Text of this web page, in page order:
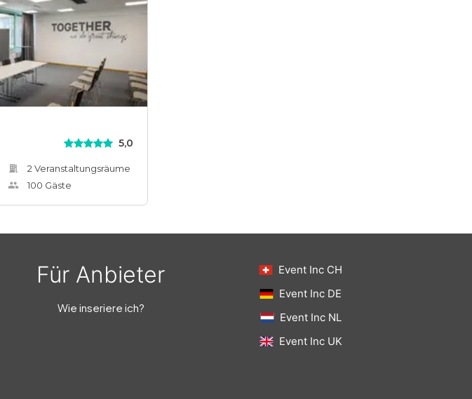
5,0
2 Veranstaltungsräume
100 Gäste
Für Anbieter
Wie inseriere ich?
Event Inc CH
Event Inc DE
Event Inc NL
Event Inc UK